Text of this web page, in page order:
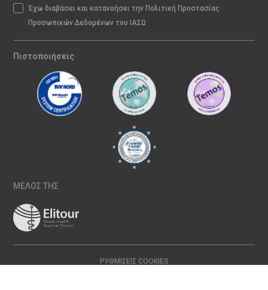
Έχω διαβάσει και κατανοήσει την Πολιτική Προστασίας
Προσωπικών Δεδομένων του ΙΑΣΩ
Πιστοποιήσεις
ΜΕΛΟΣ ΤΗΣ
ΡΥΘΜΊΣΕΙΣ COOKIES